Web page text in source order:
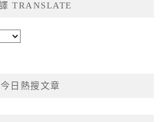
TRANSLATE
今日熱搜文章